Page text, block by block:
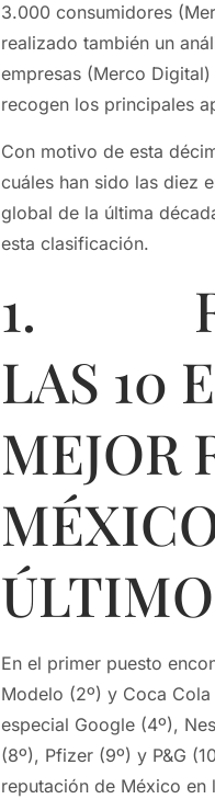
3.000 consumidores
realizado también un
empresas (Merco
recogen los principales
Con motivo de esta
cuáles han sido las diez
global de la última
esta clasificación.
1.
LAS 10
MEJOR
En el primer puesto
Modelo (2º) y Coca
especial Google (4º),
(8º), Pfizer (9º) y P&G
reputación de México en